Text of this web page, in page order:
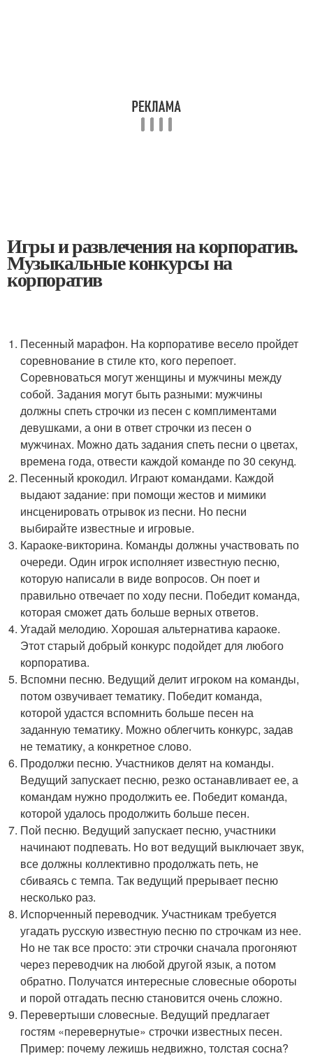
Игры и развлечения на корпоратив.
Музыкальные конкурсы на
корпоратив
Песенный марафон. На корпоративе весело пройдет
соревнование в стиле кто, кого перепоет.
Соревноваться могут женщины и мужчины между
собой. Задания могут быть разными: мужчины
должны спеть строчки из песен с комплиментами
девушками, а они в ответ строчки из песен о
мужчинах. Можно дать задания спеть песни о цветах,
времена года, отвести каждой команде по 30 секунд.
Песенный крокодил. Играют командами. Каждой
выдают задание: при помощи жестов и мимики
инсценировать отрывок из песни. Но песни
выбирайте известные и игровые.
Караоке-викторина. Команды должны участвовать по
очереди. Один игрок исполняет известную песню,
которую написали в виде вопросов. Он поет и
правильно отвечает по ходу песни. Победит команда,
которая сможет дать больше верных ответов.
Угадай мелодию. Хорошая альтернатива караоке.
Этот старый добрый конкурс подойдет для любого
корпоратива.
Вспомни песню. Ведущий делит игроком на команды,
потом озвучивает тематику. Победит команда,
которой удастся вспомнить больше песен на
заданную тематику. Можно облегчить конкурс, задав
не тематику, а конкретное слово.
Продолжи песню. Участников делят на команды.
Ведущий запускает песню, резко останавливает ее, а
командам нужно продолжить ее. Победит команда,
которой удалось продолжить больше песен.
Пой песню. Ведущий запускает песню, участники
начинают подпевать. Но вот ведущий выключает звук,
все должны коллективно продолжать петь, не
сбиваясь с темпа. Так ведущий прерывает песню
несколько раз.
Испорченный переводчик. Участникам требуется
угадать русскую известную песню по строчкам из нее.
Но не так все просто: эти строчки сначала прогоняют
через переводчик на любой другой язык, а потом
обратно. Получатся интересные словесные обороты
и порой отгадать песню становится очень сложно.
Перевертыши словесные. Ведущий предлагает
гостям «перевернутые» строчки известных песен.
Пример: почему лежишь недвижно, толстая сосна?